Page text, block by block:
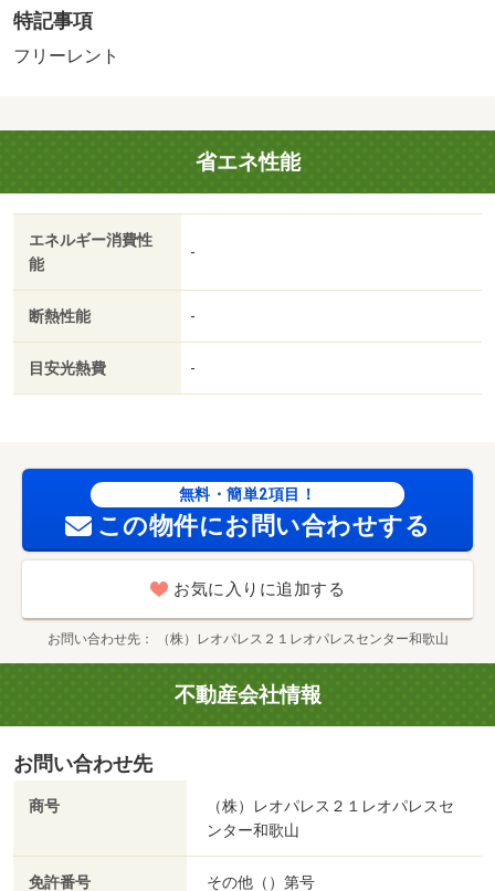
／仲介手数料不要／フリーレント１ヶ月／個人契約限定／
バストイレ別／エアコン／室内洗濯置／温水洗浄便座／宅
ア）まで２００ｍ／（コンビニ）まで４５０ｍ／（コンビ
ニ）まで３００ｍ/賃貸戸数:10戸
特記事項
フリーレント
省エネ性能
エネルギー消費性
能
-
断熱性能 -
目安光熱費 -
無料・簡単2項目！
この物件にお問い合わせする
お気に入りに追加する
お問い合わせ先 （株）レオパレス２１レオパレスセンター和歌山
不動産会社情報
お問い合わせ先
商号
（株）レオパレス２１レオパレスセ
ンター和歌山
免許番号 その他（）第号